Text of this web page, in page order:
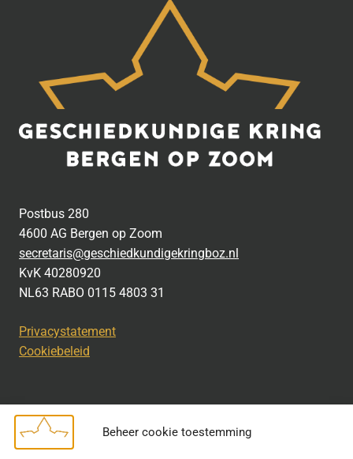
Beheer cookie toestemming
Postbus 280
4600 AG Bergen op Zoom
secretaris@geschiedkundigekringboz.nl
KvK 40280920
NL63 RABO 0115 4803 31
Privacystatement
Cookiebeleid